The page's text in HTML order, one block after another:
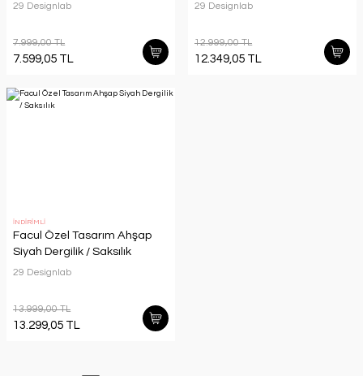
29 Designlab
7.999,00 TL
7.599,05 TL
29 Designlab
12.999,00 TL
12.349,05 TL
İNDİRİMLİ
Facul Özel Tasarım Ahşap
Siyah Dergilik / Saksılık
29 Designlab
13.999,00 TL
13.299,05 TL